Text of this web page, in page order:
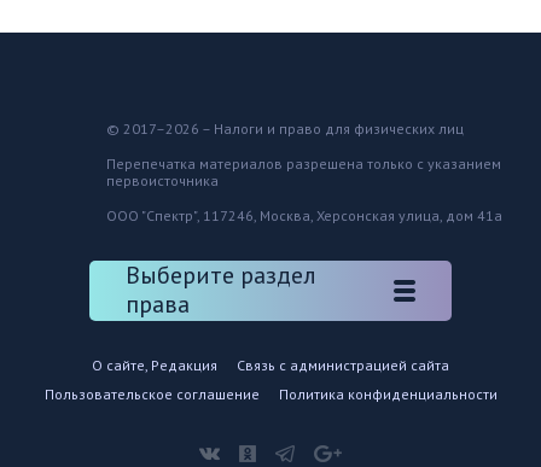
© 2017–2026 – Налоги и право для физических лиц
Перепечатка материалов разрешена только с указанием
первоисточника
ООО "Спектр", 117246, Москва, Херсонская улица, дом 41а
Выберите раздел
права
О сайте, Редакция
Связь с администрацией сайта
Пользовательское соглашение
Политика конфиденциальности